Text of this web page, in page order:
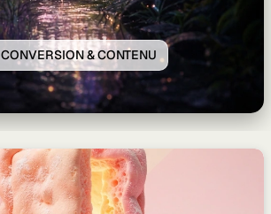
CONVERSION & CONTENU